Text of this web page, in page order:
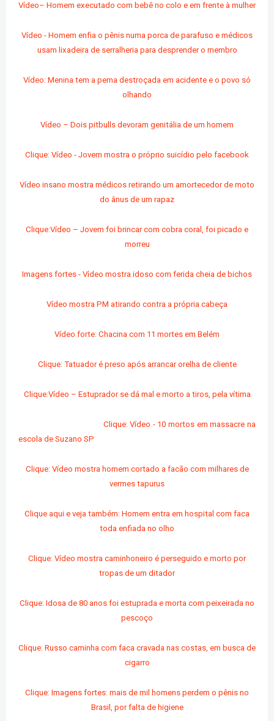
Vídeo– Homem executado com bebê no colo e em frente à mulher
Vídeo - Homem enfia o pênis numa porca de parafuso e médicos
usam lixadeira de serralheria para desprender o membro
Vídeo: Menina tem a perna destroçada em acidente e o povo só
olhando
Vídeo – Dois pitbulls devoram genitália de um homem
Clique: Vídeo - Jovem mostra o próprio suicídio pelo facebook
Vídeo insano mostra médicos retirando um amortecedor de moto
do ânus de um rapaz
Clique:Vídeo – Jovem foi brincar com cobra coral, foi picado e
morreu
Imagens fortes - Vídeo mostra idoso com ferida cheia de bichos
Vídeo mostra PM atirando contra a própria cabeça
Vídeo forte: Chacina com 11 mortes em Belém
Clique: Tatuador é preso após arrancar orelha de cliente
Clique:Vídeo – Estuprador se dá mal e morto a tiros, pela vítima
Clique: Vídeo - 10 mortos em massacre na
escola de Suzano SP
Clique: Vídeo mostra homem cortado a facão com milhares de
vermes tapurus
Clique aqui e veja também: Homem entra em hospital com faca
toda enfiada no olho
Clique: Vídeo mostra caminhoneiro é perseguido e morto por
tropas de um ditador
Clique: Idosa de 80 anos foi estuprada e morta com peixeirada no
pescoço
Clique: Russo caminha com faca cravada nas costas, em busca de
cigarro
Clique: Imagens fortes: mais de mil homens perdem o pênis no
Brasil, por falta de higiene